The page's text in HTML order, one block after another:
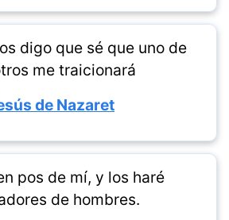
digo que sé que uno de
me traicionará
de Nazaret
pos de mí, y los haré
de hombres.